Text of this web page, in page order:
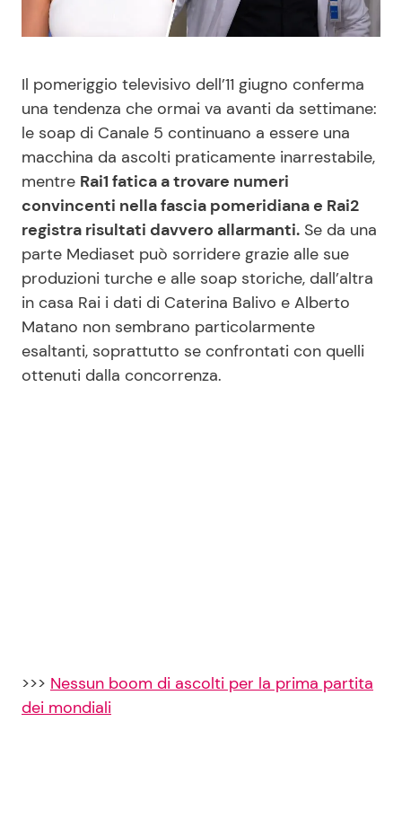
Moda e Style
News benessere
Salute
Viaggi e Turismo
Festività
Dolci
Primi Piatti
Ricette Facili e Veloci
Ricette Feste
Ricette per Bambini
Seguici
Il pomeriggio televisivo dell’11 giugno conferma
una tendenza che ormai va avanti da settimane:
le soap di Canale 5 continuano a essere una
macchina da ascolti praticamente inarrestabile,
mentre Rai1 fatica a trovare numeri
convincenti nella fascia pomeridiana e Rai2
registra risultati davvero allarmanti. Se da una
parte Mediaset può sorridere grazie alle sue
produzioni turche e alle soap storiche, dall’altra
in casa Rai i dati di Caterina Balivo e Alberto
Matano non sembrano particolarmente
esaltanti, soprattutto se confrontati con quelli
ottenuti dalla concorrenza.
>>> Nessun boom di ascolti per la prima partita
dei mondiali